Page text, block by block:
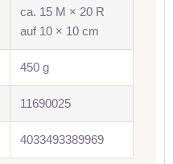
ca. 15 M × 20 R
auf 10 × 10 cm
450 g
11690025
4033493389969